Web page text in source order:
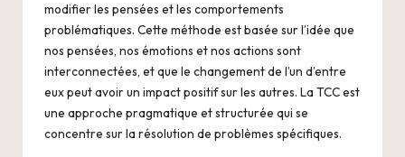
modifier les pensées et les comportements
problématiques. Cette méthode est basée sur l’idée que
nos pensées, nos émotions et nos actions sont
interconnectées, et que le changement de l’un d’entre
eux peut avoir un impact positif sur les autres. La TCC est
une approche pragmatique et structurée qui se
concentre sur la résolution de problèmes spécifiques.